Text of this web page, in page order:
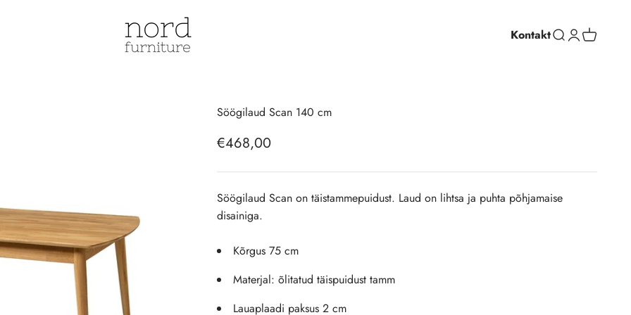
NordFurniture | E-pood
KontaktAva otsing
Ava profiil
Ava
Söögilaud Scan 140 cm
Soodushind
€468,00
Söögilaud Scan on täistammepuidust. Laud on lihtsa ja puhta põhjamaise
disainiga.
Kõrgus 75 cm
Materjal: õlitatud täispuidust tamm
Lauaplaadi paksus 2 cm